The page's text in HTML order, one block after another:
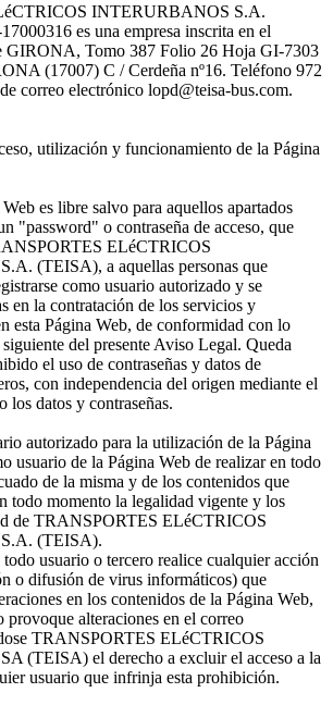
INTERURBANOS S.A.
es una empresa inscrita en el
GIRONA, Tomo 387 Folio 26 Hoja GI-7303
(17007) C / Cerdeña nº16. Teléfono 972
correo electrónico lopd@teisa-bus.com.
utilización y funcionamiento de la Página
es libre salvo para aquellos apartados
"password" o contraseña de acceso, que
ELéCTRICOS
(TEISA), a aquellas personas que
como usuario autorizado y se
en la contratación de los servicios y
esta Página Web, de conformidad con lo
del presente Aviso Legal. Queda
el uso de contraseñas y datos de
con independencia del origen mediante el
los datos y contraseñas.
autorizado para la utilización de la Página
usuario de la Página Web de realizar en todo
de la misma y de los contenidos que
todo momento la legalidad vigente y los
de TRANSPORTES ELéCTRICOS
(TEISA).
usuario o tercero realice cualquier acción
o difusión de virus informáticos) que
en los contenidos de la Página Web,
provoque alteraciones en el correo
TRANSPORTES ELéCTRICOS
(TEISA) el derecho a excluir el acceso a la
usuario que infrinja esta prohibición.